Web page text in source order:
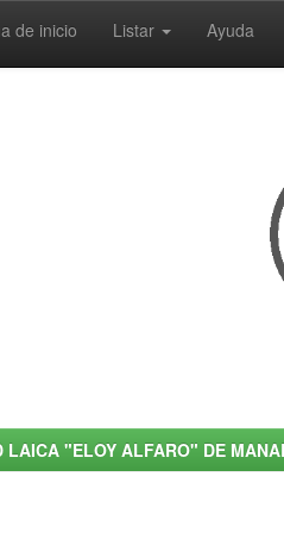
de inicio Listar Ayuda
LAICA "ELOY ALFARO" DE